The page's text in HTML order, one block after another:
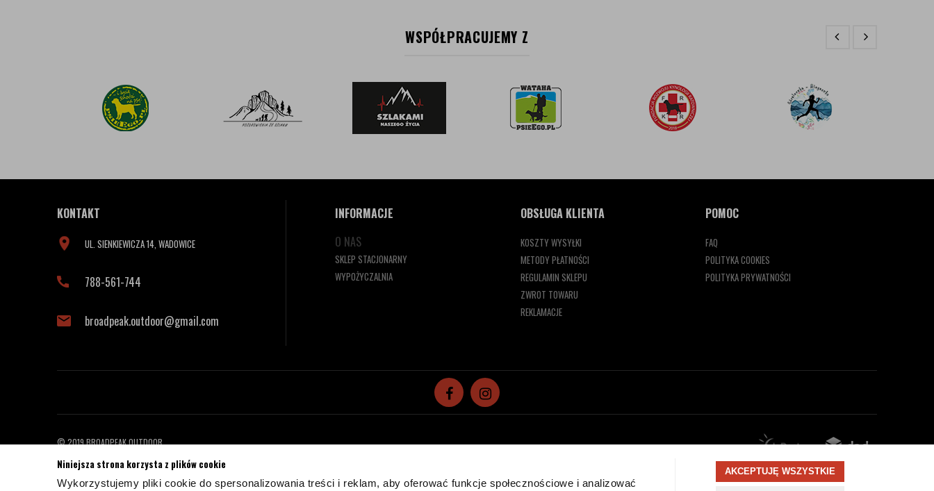
Niniejsza strona korzysta z plików cookie
Wykorzystujemy pliki cookie do spersonalizowania treści i reklam, aby oferować funkcje społecznościowe i analizować
AKCEPTUJĘ WSZYSTKIE
WSPÓŁPRACUJEMY Z
KONTAKT
UL. SIENKIEWICZA 14, WADOWICE
788-561-744
broadpeak.outdoor@gmail.com
INFORMACJE
O NAS
SKLEP STACJONARNY
WYPOŻYCZALNIA
OBSŁUGA KLIENTA
KOSZTY WYSYŁKI
METODY PŁATNOŚCI
REGULAMIN SKLEPU
ZWROT TOWARU
REKLAMACJE
POMOC
FAQ
POLITYKA COOKIES
POLITYKA PRYWATNOŚCI
© 2019 BROADPEAK OUTDOOR
PROJEKT I OPROGRAMOWANIE SKLEPU:EBEXO